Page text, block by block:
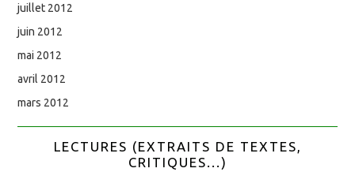
juillet 2012
juin 2012
mai 2012
avril 2012
mars 2012
LECTURES (EXTRAITS DE TEXTES,
CRITIQUES...)